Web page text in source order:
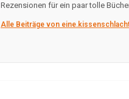
Rezensionen für ein paar tolle
Alle Beiträge von